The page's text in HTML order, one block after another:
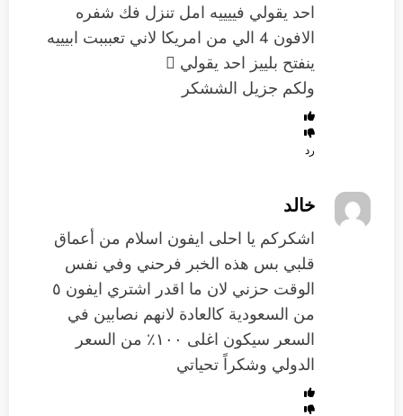
احد يقولي فييييه امل تنزل فك شفره
الافون 4 الي من امريكا لاني تعبببت ابيييه
ينفتح بلييز احد يقولي 
ولكم جزيل الششكر
رد
خالد
اشكركم يا احلى ايفون اسلام من أعماق
قلبي بس هذه الخبر فرحني وفي نفس
الوقت حزني لان ما اقدر اشتري ايفون ٥
من السعودية كالعادة لانهم نصابين في
السعر سيكون اغلى ١٠٠٪ من السعر
الدولي وشكراً تحياتي